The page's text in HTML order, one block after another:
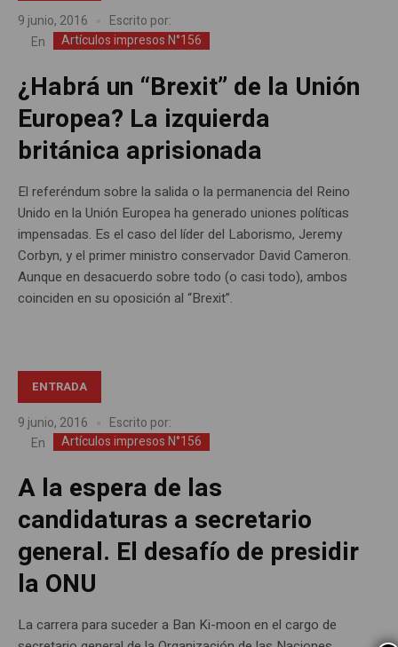
9 junio, 2016
Escrito por:
En
Artículos impresos N°156
¿Habrá un “Brexit” de la Unión
Europea? La izquierda
británica aprisionada
El referéndum sobre la salida o la permanencia del Reino
Unido en la Unión Europea ha generado uniones políticas
impensadas. Es el caso del líder del Laborismo, Jeremy
Corbyn, y el primer ministro conservador David Cameron.
Aunque en desacuerdo sobre todo (o casi todo), ambos
coinciden en su oposición al “Brexit”.
ENTRADA
9 junio, 2016
Escrito por:
En
Artículos impresos N°156
A la espera de las
candidaturas a secretario
general. El desafío de presidir
la ONU
La carrera para suceder a Ban Ki-moon en el cargo de